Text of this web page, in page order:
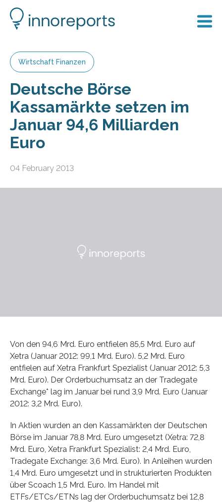
Wirtschaft Finanzen
Deutsche Börse
Kassamärkte setzen im
Januar 94,6 Milliarden
Euro
04 February 2013
Von den 94,6 Mrd. Euro entfielen 85,5 Mrd. Euro auf
Xetra (Januar 2012: 99,1 Mrd. Euro). 5,2 Mrd. Euro
entfielen auf Xetra Frankfurt Spezialist (Januar 2012: 5,3
Mrd. Euro). Der Orderbuchumsatz an der Tradegate
Exchange* lag im Januar bei rund 3,9 Mrd. Euro (Januar
2012: 3,2 Mrd. Euro).
In Aktien wurden an den Kassamärkten der Deutschen
Börse im Januar 78,8 Mrd. Euro umgesetzt (Xetra: 72,8
Mrd. Euro, Xetra Frankfurt Spezialist: 2,4 Mrd. Euro,
Tradegate Exchange: 3,6 Mrd. Euro). In Anleihen wurden
1,4 Mrd. Euro umgesetzt und in strukturierten Produkten
über Scoach 1,5 Mrd. Euro. Im Handel mit
ETFs/ETCs/ETNs lag der Orderbuchumsatz bei 12,8